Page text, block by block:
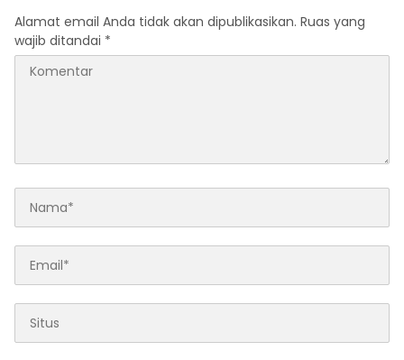
Alamat email Anda tidak akan dipublikasikan. Ruas yang
wajib ditandai *